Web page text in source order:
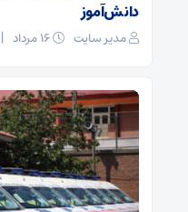
دانش‌آموز
مدیر سایت